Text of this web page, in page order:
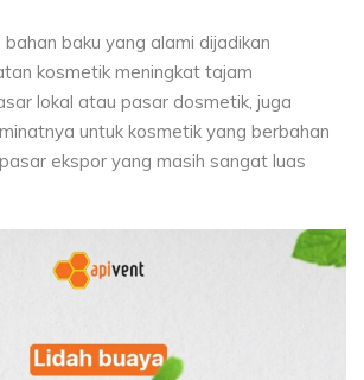
baku yang alami dijadikan
kosmetik meningkat tajam
lokal atau pasar dosmetik, juga
untuk kosmetik yang berbahan
ekspor yang masih sangat luas